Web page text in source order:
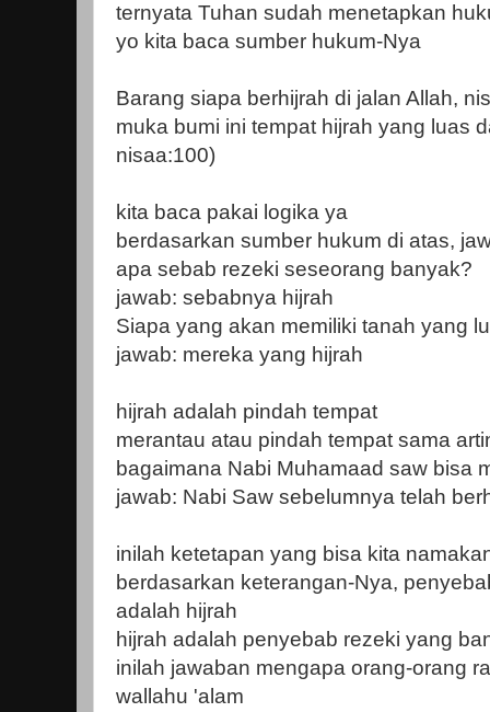
ternyata Tuhan sudah menetapkan
yo kita baca sumber hukum-Nya
Barang siapa berhijrah di jalan Allah,
muka bumi ini tempat hijrah yang luas
nisaa:100)
kita baca pakai logika ya
berdasarkan sumber hukum di atas,
apa sebab rezeki seseorang banyak?
jawab: sebabnya hijrah
Siapa yang akan memiliki tanah yang
jawab: mereka yang hijrah
hijrah adalah pindah tempat
merantau atau pindah tempat sama
bagaimana Nabi Muhamaad saw bisa
jawab: Nabi Saw sebelumnya telah
inilah ketetapan yang bisa kita
berdasarkan keterangan-Nya,
adalah hijrah
hijrah adalah penyebab rezeki yang
inilah jawaban mengapa orang-orang
wallahu 'alam